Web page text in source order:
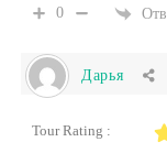
0
Дарья
Tour Rating :